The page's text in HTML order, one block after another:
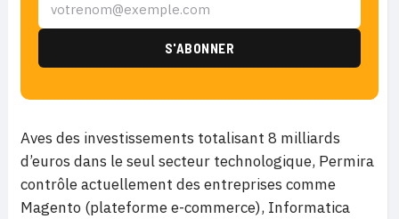
Aves des investissements totalisant 8 milliards
d’euros dans le seul secteur technologique, Permira
contrôle actuellement des entreprises comme
Magento (plateforme e-commerce), Informatica